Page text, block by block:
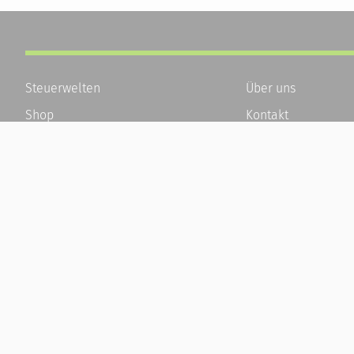
Steuerwelten
Shop
Über uns
Kontakt